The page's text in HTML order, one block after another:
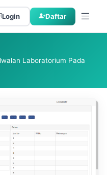
Login Daftar
Laboratorium Pada